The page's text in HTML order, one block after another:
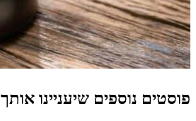
פוסטים נוספים שיעניינו אותך